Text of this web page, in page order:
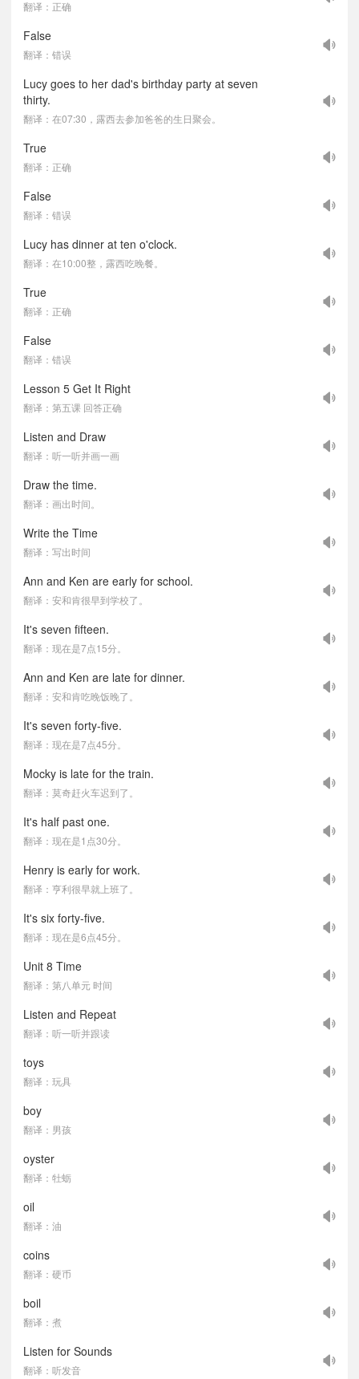
翻译：正确
False
翻译：错误
Lucy goes to her dad's birthday party at seven
thirty.
翻译：在07:30，露西去参加爸爸的生日聚会。
True
翻译：正确
False
翻译：错误
Lucy has dinner at ten o'clock.
翻译：在10:00整，露西吃晚餐。
True
翻译：正确
False
翻译：错误
Lesson 5 Get It Right
翻译：第五课 回答正确
Listen and Draw
翻译：听一听并画一画
Draw the time.
翻译：画出时间。
Write the Time
翻译：写出时间
Ann and Ken are early for school.
翻译：安和肯很早到学校了。
It's seven fifteen.
翻译：现在是7点15分。
Ann and Ken are late for dinner.
翻译：安和肯吃晚饭晚了。
It's seven forty-five.
翻译：现在是7点45分。
Mocky is late for the train.
翻译：莫奇赶火车迟到了。
It's half past one.
翻译：现在是1点30分。
Henry is early for work.
翻译：亨利很早就上班了。
It's six forty-five.
翻译：现在是6点45分。
Unit 8 Time
翻译：第八单元 时间
Listen and Repeat
翻译：听一听并跟读
toys
翻译：玩具
boy
翻译：男孩
oyster
翻译：牡蛎
oil
翻译：油
coins
翻译：硬币
boil
翻译：煮
Listen for Sounds
翻译：听发音